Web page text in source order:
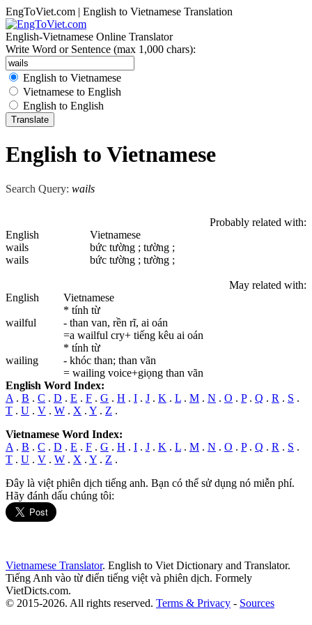
EngToViet.com | English to Vietnamese Translation
English-Vietnamese Online Translator
Write Word or Sentence (max 1,000 chars):
English to Vietnamese
Vietnamese to English
English to English
English to Vietnamese
Search Query: wails
Probably related with:
English
Vietnamese
wails
bức tường ; tường ;
wails
bức tường ; tường ;
May related with:
English
Vietnamese
wailful
* tính từ
- than van, rền rĩ, ai oán
=a wailful cry+ tiếng kêu ai oán
wailing
* tính từ
- khóc than; than vãn
= wailing voice+giọng than vãn
English Word Index:
A . B . C . D . E . F . G . H . I . J . K . L . M . N . O . P. Q . R . S .
T . U . V . W . X . Y . Z .
Vietnamese Word Index:
A . B . C . D . E . F . G . H . I . J . K . L . M . N . O . P. Q . R . S .
T . U . V . W . X . Y . Z .
Đây là việt phiên dịch tiếng anh. Bạn có thể sử dụng nó miễn phí.
Hãy đánh dấu chúng tôi:
Vietnamese Translator. English to Viet Dictionary and Translator.
Tiếng Anh vào từ điển tiếng việt và phiên dịch. Formely
VietDicts.com.
© 2015-2026. All rights reserved. Terms & Privacy - Sources